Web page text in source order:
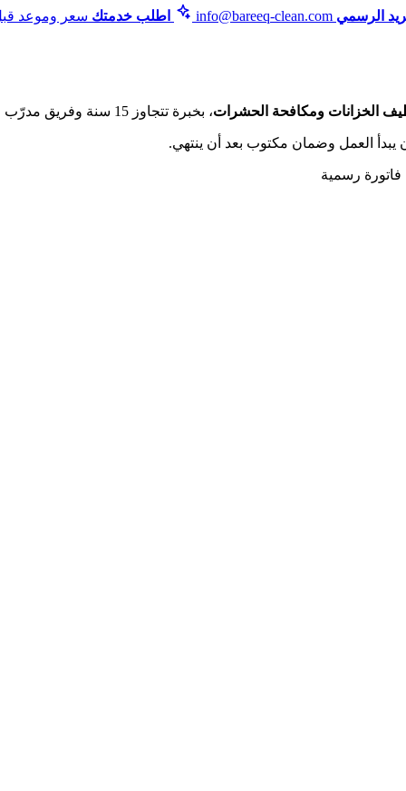
الرسمي info@bareeq-clean.com اطلب خدمتك سعر وموعد
الخزانات ومكافحة الحشرات، بخبرة تتجاوز 15 سنة وفريق مدرّب لكل تخصص على حدة.
يبدأ العمل وضمان مكتوب بعد أن ينتهي.
فاتورة رسمية